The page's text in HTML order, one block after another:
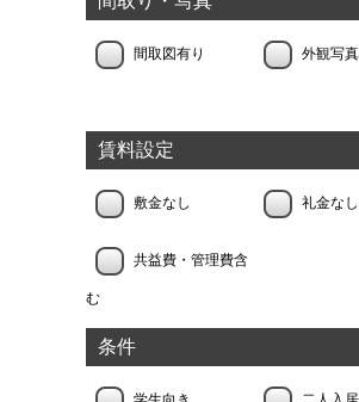
間取図有り 外観写真
賃料設定
敷金なし 礼金なし
共益費・管理費含
む
条件